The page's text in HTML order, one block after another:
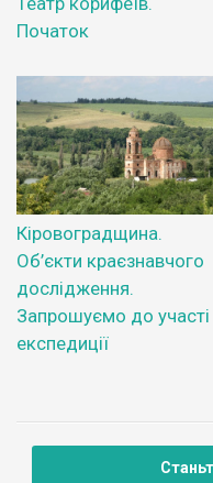
Початок
Кіровоградщина.
Об’єкти краєзнавчого
дослідження.
Запрошуємо до участі
експедиції